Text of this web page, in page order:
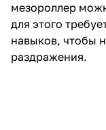
мезороллер
для этого
навыков, чтобы
раздражения.